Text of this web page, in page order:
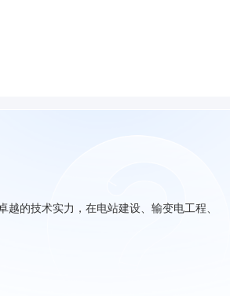
的技术实力，在电站建设、输变电工程、